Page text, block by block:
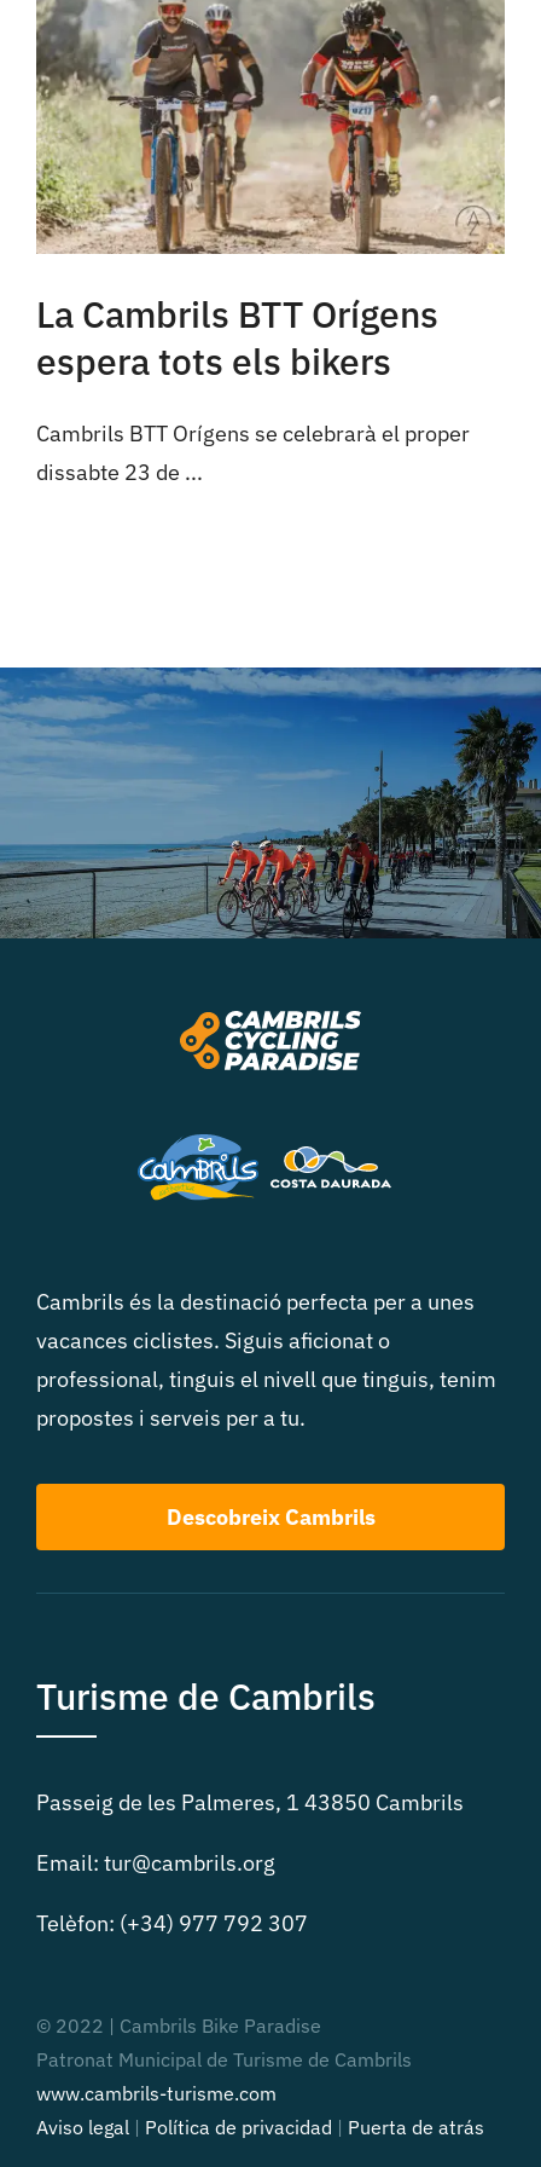
Cambrils
Grups
La Cambrils BTT Orígens
espera tots els bikers
Cambrils BTT Orígens se celebrarà el proper
dissabte 23 de ...
Cambrils és la destinació perfecta per a unes
vacances ciclistes. Siguis aficionat o
professional, tinguis el nivell que tinguis, tenim
propostes i serveis per a tu.
Descobreix Cambrils
Turisme de Cambrils
Passeig de les Palmeres, 1 43850 Cambrils
Email: tur@cambrils.org
Telèfon: (+34) 977 792 307
© 2022 | Cambrils Bike Paradise
Patronat Municipal de Turisme de Cambrils
www.cambrils-turisme.com
Aviso legal | Política de privacidad | Puerta de atrás